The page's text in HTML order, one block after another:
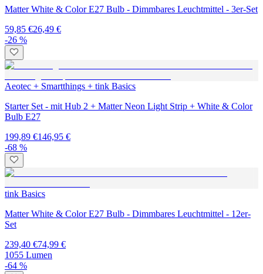
Matter White & Color E27 Bulb - Dimmbares Leuchtmittel - 3er-Set
59,85 €26,49 €
-26 %
Aeotec + Smartthings + tink Basics
Starter Set - mit Hub 2 + Matter Neon Light Strip + White & Color
Bulb E27
199,89 €146,95 €
-68 %
tink Basics
Matter White & Color E27 Bulb - Dimmbares Leuchtmittel - 12er-
Set
239,40 €74,99 €
1055 Lumen
-64 %